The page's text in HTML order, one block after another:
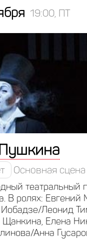
19:00, ПТ
Основная сцена
театральный
В ролях: Евгений
Леонид
Щанкина, Елена
Анна